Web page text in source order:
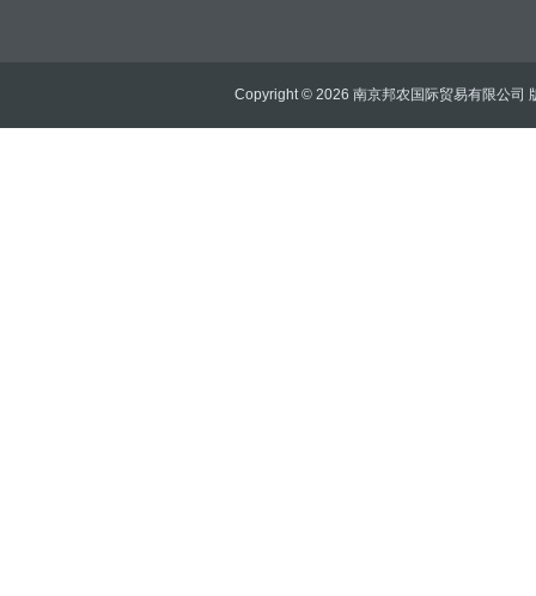
Copyright © 2026 南京邦农国际贸易有限公司